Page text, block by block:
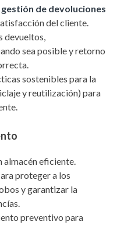
gestión de devoluciones
del cliente.
devueltos,
sea posible y retorno
sostenibles para la
y reutilización) para
almacén eficiente.
proteger a los
y garantizar la
preventivo para